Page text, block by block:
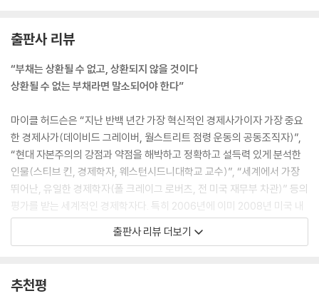
주의를 전 세계에 강요하려는 싸움이다. 그러려면 미국은 외국의 경제 개
혁을 막아야 한 다.
---「서문. 부와 경제는 어디로 가는가, 19쪽」중에서
국민소득통계와 경제 이론이 현실을 반영하고 있다면 많은 서구의 금융화
한 경제가 고통받는 이유를 설명해줄 수 있을 것이다. 새로운 억만장자들
이 끊임없이 배출되는데도 왜 더 많은 사람은 내핍 생활을 해야 하는가? 왜
소득은 ‘낙수효과’를 내지 못하고 경제 피라미드의 최상층으로 빨려 들어
가는가? 현실을 반영하는 경제 이론은 우리가 살고 있는 세상의 무엇이 잘
못되었으며, 왜 많은 사람이 대체로 더 부유해지지 않고 더 가난해지는지
설명해줄 수 있을 것이다. 그럼으로써 이 상황을 역전시킬 수 있다는 사실
도 보여줄 것이다. 사람들이 이러한 역전의 필요성을 이해하지 못하는 이
유는 바로 ‘경제학’이라는 학문의 교과 과정이 오늘날의 가장 큰 특징을 다
가장 나쁘다. 앞서 언급했지만 경제적 지대는 정치적, 법률적 특혜에서, 공
출판사 리뷰
“부채는 상환될 수 없고, 상환되지 않을 것이다
상환될 수 없는 부채라면 말소되어야 한다”
마이클 허드슨은 “지난 반백 년간 가장 혁신적인 경제사가이자 가장 중요
한 경제사가(데이비드 그레이버, 월스트리트 점령 운동의 공동조직자)”,
“현대 자본주의의 강점과 약점을 해박하고 정확하고 설득력 있게 분석한
인물(스티브 킨, 경제학자, 웨스턴시드니대학교 교수)”, “세계에서 가장
뛰어난, 유일한 경제학자(폴 크레이그 로버츠, 전 미국 재무부 차관)” 등의
평가를 받는 세계적인 경제학자다. 특히 2006년에 이미 2008년 미국 내
악성 주택담보 대출 위기를 예견했을 뿐 아니라, 이 사태가 미국 주식시장
의 붕괴를 초래할 것이며 그 여파로 부채 인플레이션을 남기는, 이른바 금
허드슨이 높은 평가를 받는 이유는, 교재에서 비롯된 대학 교수들의 세계
출판사 리뷰 더보기
추천평